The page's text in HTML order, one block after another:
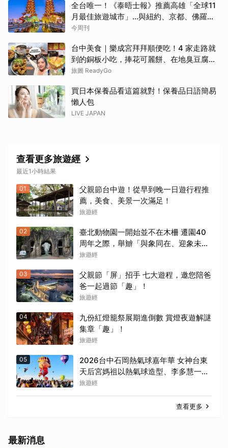
全台唯一！《泰晤士報》推薦高雄「全球11
月最佳旅遊城市」…與紐約、京都、佛羅倫
斯共同入榜，理由曝光
今周刊
台中美食｜樂成宮拜拜順便吃！4 家走路就
到的銅板小吃，捧花可麗餅、在地臭豆腐、
烤甜甜圈一次收
旅圖 ReadyGo
買日本保養品看這篇就對！保養品日語簡易
懶人包
LIVE JAPAN
查看更多旅遊經
最近1小時結果
01
父親節台中遊！從早到晚一日遊行程推
薦，美食、美景一次滿足！
旅遊經
02
臺北動物園一開始並不在木柵 遷園40
周年之際，舉辧「與象同在、迎象未
來」特展！
旅遊經
03
父親節「屏」招手 七大遊程，邀您陪爸
爸一起過節「趣」！
旅遊經
04
九份紅燈籠祭展期進倒數 賞燈夜遊解謎
集章「趣」！
旅遊經
05
2026台中石岡熱氣球嘉年華 女神台東
天后宮媽祖以熱氣球造型、李多慧一起
加持助陣
旅遊經
查看更多
最新消息